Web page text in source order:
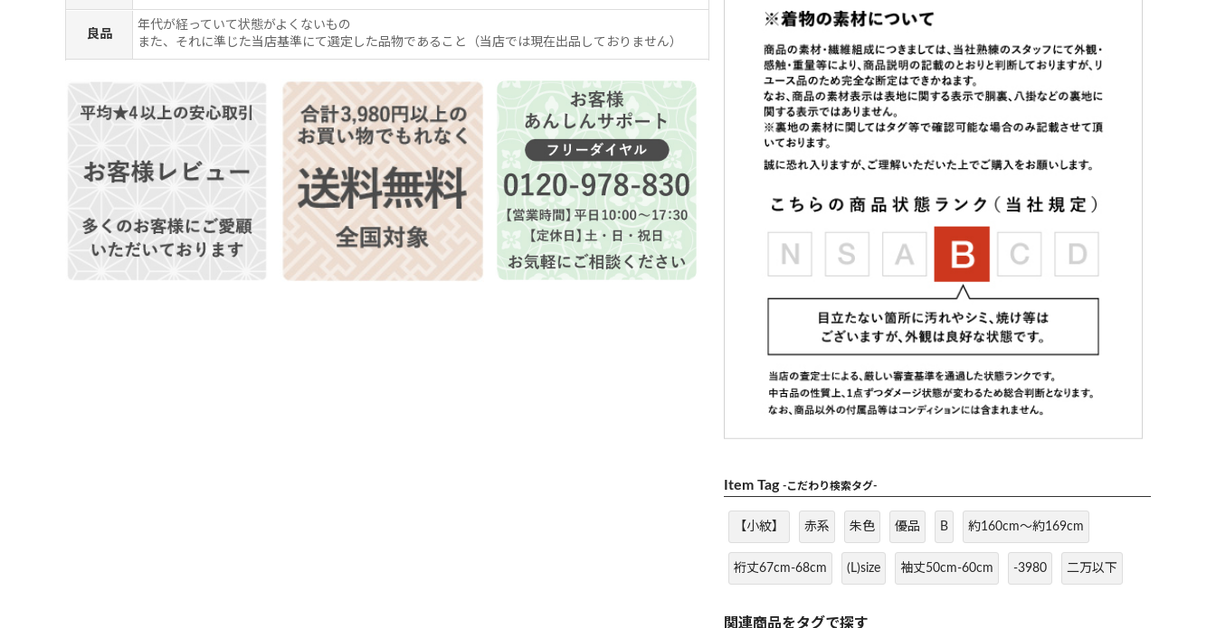
良品
年代が経っていて状態がよくないもの
また、それに準じた当店基準にて選定した品物であること（当店では現在出品しておりません）
Item Tag -こだわり検索タグ-
【小紋】 赤系 朱色 優品 B 約160cm～約169cm
裄丈67cm-68cm (L)size 袖丈50cm-60cm -3980 二万以下